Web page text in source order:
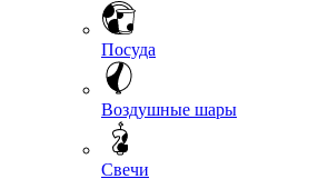
Посуда
Воздушные шары
Свечи